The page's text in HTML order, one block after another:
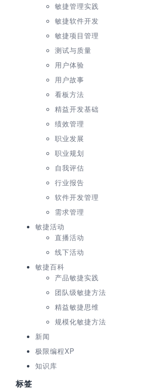
敏捷管理实践
敏捷软件开发
敏捷项目管理
测试与质量
用户体验
用户故事
看板方法
精益开发基础
绩效管理
职业发展
职业规划
自我评估
行业报告
软件开发管理
需求管理
敏捷活动
直播活动
线下活动
敏捷百科
产品敏捷实践
团队级敏捷方法
精益敏捷思维
规模化敏捷方法
新闻
极限编程XP
知识库
标签